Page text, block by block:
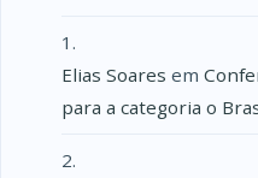
Elias Soares em
para a categoria o